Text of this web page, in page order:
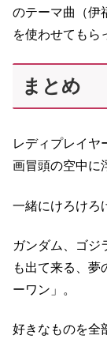
のテーマ曲（伊
を使わせてもら
まとめ
レディプレイヤ
画冒頭の空中に
一緒にけろけろ
ガンダム、ゴジ
も出て来る、夢
ーワン」。
好きなものを全